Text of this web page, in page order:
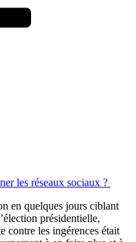
les réseaux sociaux ?
en quelques jours ciblant
présidentielle,
contre les ingérences était